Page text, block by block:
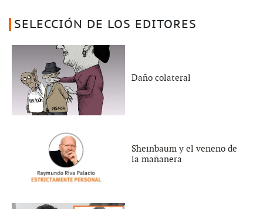
SELECCIÓN DE LOS EDITORES
Daño colateral
Sheinbaum y el veneno de
la mañanera